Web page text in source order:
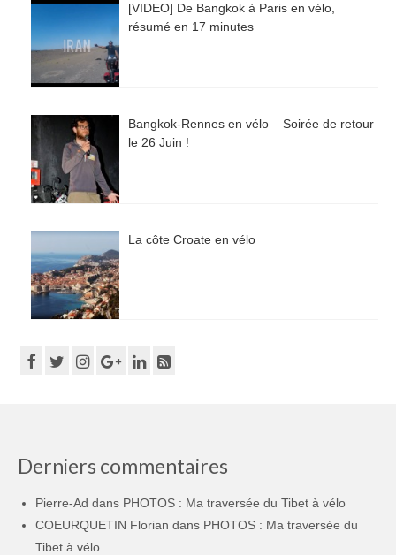
[VIDEO] De Bangkok à Paris en vélo,
résumé en 17 minutes
Bangkok-Rennes en vélo – Soirée de retour
le 26 Juin !
La côte Croate en vélo
Derniers commentaires
Pierre-Ad dans PHOTOS : Ma traversée du Tibet à vélo
COEURQUETIN Florian dans PHOTOS : Ma traversée du
Tibet à vélo